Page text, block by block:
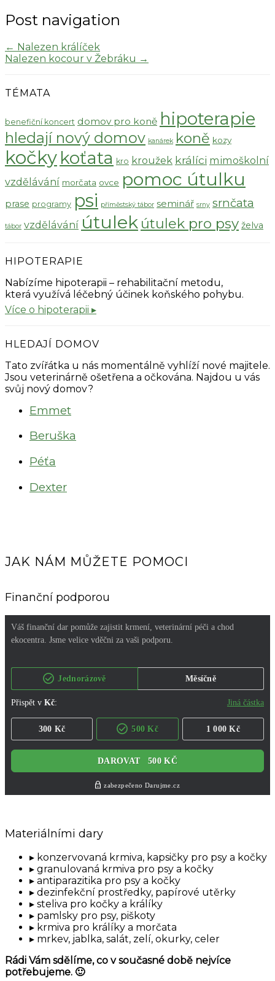
Post navigation
← Nalezen králíček
Nalezen kocour v Žebráku →
TÉMATA
benefiční koncert domov pro koně hipoterapie
hledají nový domov kanárek koně kozy
kočky koťata kro kroužek králíci mimoškolní
vzdělávání morčata ovce pomoc útulku
prase programy psi příměstský tábor seminář srny srnčata
tábor vzdělávání útulek útulek pro psy želva
HIPOTERAPIE
Nabízíme hipoterapii – rehabilitační metodu,
která využívá léčebný účinek koňského pohybu.
Více o hipoterapii ▸
HLEDAJÍ DOMOV
Tato zvířátka u nás momentálně vyhlíží nové majitele.
Jsou veterinárně ošetřena a očkována. Najdou u vás
svůj nový domov?
Emmet
Beruška
Péťa
Dexter
JAK NÁM MŮŽETE POMOCI
Finanční podporou
Materiálními dary
konzervovaná krmiva, kapsičky pro psy a kočky
granulovaná krmiva pro psy a kočky
antiparazitika pro psy a kočky
dezinfekční prostředky, papírové utěrky
steliva pro kočky a králíky
pamlsky pro psy, piškoty
krmiva pro králíky a morčata
mrkev, jablka, salát, zelí, okurky, celer
Rádi Vám sdělíme, co v současné době nejvíce
potřebujeme. 🙂